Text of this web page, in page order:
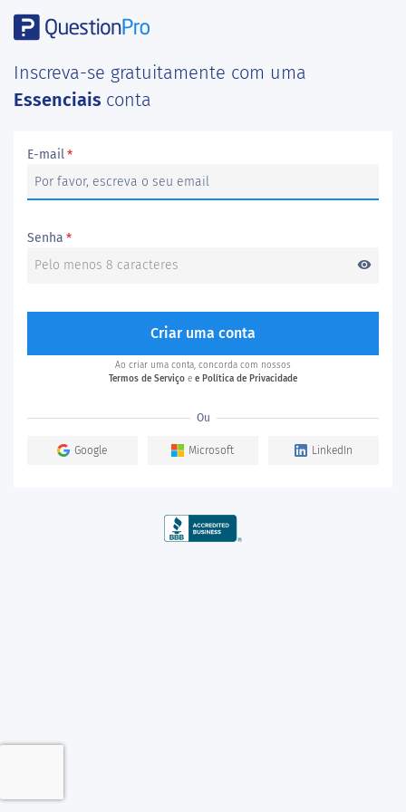
Inscreva-se gratuitamente com uma
Essenciais conta
E-mail*
Senha *
visibility
Criar uma conta
Ao criar uma conta, concorda com nossos
Termos de Serviço e e Política de Privacidade
Ou
Google Microsoft LinkedIn